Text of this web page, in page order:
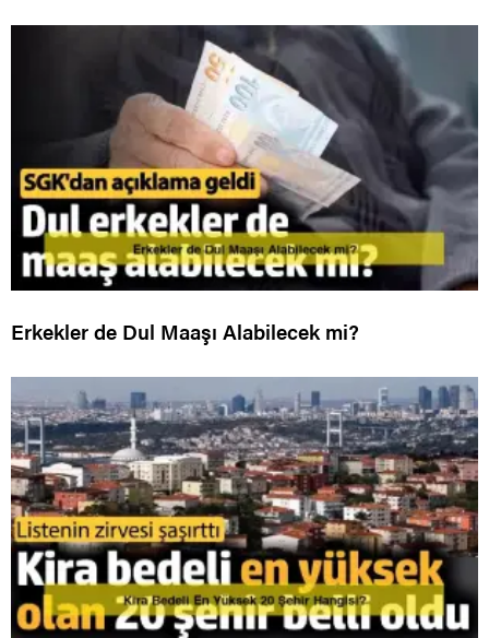
Erkekler de Dul Maaşı Alabilecek mi?